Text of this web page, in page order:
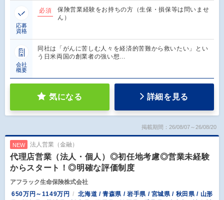
応募
資格
必須
保険営業経験をお持ちの方（生保・損保等は問いませ
ん）
会社
概要
同社は「がんに苦しむ人々を経済的苦難から救いたい」とい
う日米両国の創業者の強い想…
気になる 詳細を見る
掲載期間：26/08/07～26/08/20
NEW 法人営業（金融）
代理店営業（法人・個人）◎初任地考慮◎営業未経験
からスタート！◎明確な評価制度
アフラック生命保険株式会社
650万円～1149万円
北海道 / 青森県 / 岩手県 / 宮城県 / 秋田県 / 山形